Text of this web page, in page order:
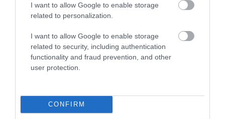
I want to allow Google to enable storage
related to personalization.
I want to allow Google to enable storage
related to security, including authentication
functionality and fraud prevention, and other
user protection.
CONFIRM